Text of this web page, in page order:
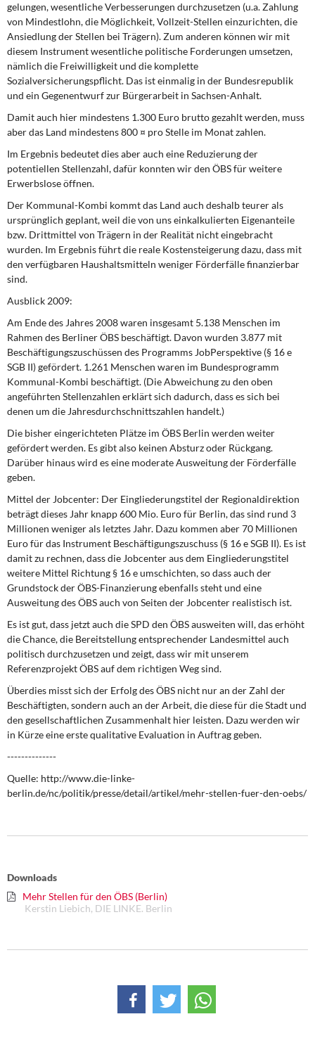
gelungen, wesentliche Verbesserungen durchzusetzen (u.a. Zahlung
von Mindestlohn, die Möglichkeit, Vollzeit-Stellen einzurichten, die
Ansiedlung der Stellen bei Trägern). Zum anderen können wir mit
diesem Instrument wesentliche politische Forderungen umsetzen,
nämlich die Freiwilligkeit und die komplette
Sozialversicherungspflicht. Das ist einmalig in der Bundesrepublik
und ein Gegenentwurf zur Bürgerarbeit in Sachsen-Anhalt.
Damit auch hier mindestens 1.300 Euro brutto gezahlt werden, muss
aber das Land mindestens 800 ¤ pro Stelle im Monat zahlen.
Im Ergebnis bedeutet dies aber auch eine Reduzierung der
potentiellen Stellenzahl, dafür konnten wir den ÖBS für weitere
Erwerbslose öffnen.
Der Kommunal-Kombi kommt das Land auch deshalb teurer als
ursprünglich geplant, weil die von uns einkalkulierten Eigenanteile
bzw. Drittmittel von Trägern in der Realität nicht eingebracht
wurden. Im Ergebnis führt die reale Kostensteigerung dazu, dass mit
den verfügbaren Haushaltsmitteln weniger Förderfälle finanzierbar
sind.
Ausblick 2009:
Am Ende des Jahres 2008 waren insgesamt 5.138 Menschen im
Rahmen des Berliner ÖBS beschäftigt. Davon wurden 3.877 mit
Beschäftigungszuschüssen des Programms JobPerspektive (§ 16 e
SGB II) gefördert. 1.261 Menschen waren im Bundesprogramm
Kommunal-Kombi beschäftigt. (Die Abweichung zu den oben
angeführten Stellenzahlen erklärt sich dadurch, dass es sich bei
denen um die Jahresdurchschnittszahlen handelt.)
Die bisher eingerichteten Plätze im ÖBS Berlin werden weiter
gefördert werden. Es gibt also keinen Absturz oder Rückgang.
Darüber hinaus wird es eine moderate Ausweitung der Förderfälle
geben.
Mittel der Jobcenter: Der Eingliederungstitel der Regionaldirektion
beträgt dieses Jahr knapp 600 Mio. Euro für Berlin, das sind rund 3
Millionen weniger als letztes Jahr. Dazu kommen aber 70 Millionen
Euro für das Instrument Beschäftigungszuschuss (§ 16 e SGB II). Es ist
damit zu rechnen, dass die Jobcenter aus dem Eingliederungstitel
weitere Mittel Richtung § 16 e umschichten, so dass auch der
Grundstock der ÖBS-Finanzierung ebenfalls steht und eine
Ausweitung des ÖBS auch von Seiten der Jobcenter realistisch ist.
Es ist gut, dass jetzt auch die SPD den ÖBS ausweiten will, das erhöht
die Chance, die Bereitstellung entsprechender Landesmittel auch
politisch durchzusetzen und zeigt, dass wir mit unserem
Referenzprojekt ÖBS auf dem richtigen Weg sind.
Überdies misst sich der Erfolg des ÖBS nicht nur an der Zahl der
Beschäftigten, sondern auch an der Arbeit, die diese für die Stadt und
den gesellschaftlichen Zusammenhalt hier leisten. Dazu werden wir
in Kürze eine erste qualitative Evaluation in Auftrag geben.
--------------
Quelle: http://www.die-linke-
berlin.de/nc/politik/presse/detail/artikel/mehr-stellen-fuer-den-oebs/
Downloads
Mehr Stellen für den ÖBS (Berlin)
Kerstin Liebich, DIE LINKE. Berlin